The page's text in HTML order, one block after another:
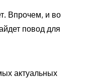
Впрочем, и во
повод для
актуальных